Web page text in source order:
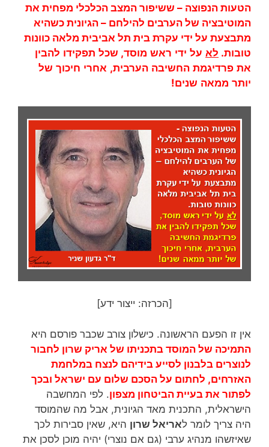
הטעות הנפוצה – ששיפור המצב הכלכלי מפחית את
המוטיבציה של הערבים להילחם – הגיונית כשהיא
מתבצעת על ידי עקרת בית תל אביבית מלאה כוונות
טובות. לא על ידי ראש מוסד, שכל תפקידו להבין
את פרדיגמת החשיבה הערבית, אחרי חיכוך של
יותר ממאה שנים!
[הכרזה: ייצור ידע]
אין זו הפעם הראשונה. כישלון צורב שכבר פורסם היא
התמיכה של המוסד בתכניתו של אריק שרון לחבור
לנוצרים בלבנון לסייע בידיהם לנצח במלחמת
האזרחים, לחתום על הסכם שלום עם ישראל ובכך
לפתור את בעיית הביטחון מצפון. לפי המחשבה
הישראלית, התכנית מאד הגיונית, אבל מה שהמוסד
היה צריך לומר לאריאל שרון היא, שאין סבירות לכך
שאיזשהו מנהיג ערבי (גם אם נוצרי) יהיה מוכן לסכן את